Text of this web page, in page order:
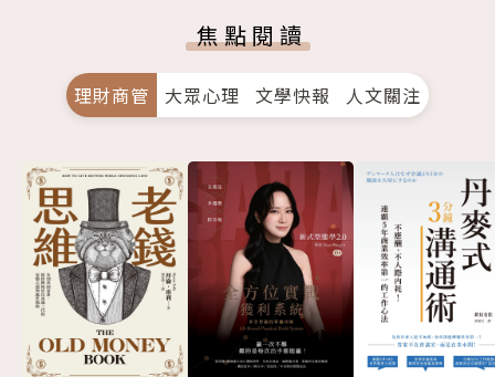
焦點閱讀
理財商管 大眾心理 文學快報 人文關注